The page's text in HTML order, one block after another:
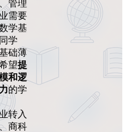
管理
需要
学基
学
础薄
望提
和逻
的学
转入
商科